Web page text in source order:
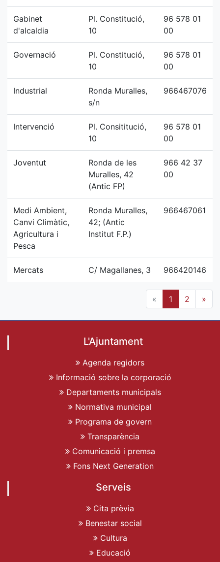
Gabinet
d'alcaldia
Pl. Constitució,
10
96 578 01
00
Governació
Pl. Constitució,
10
96 578 01
00
Industrial
Ronda Muralles,
s/n
966467076
Intervenció
Pl. Consititució,
10
96 578 01
00
Joventut
Ronda de les
Muralles, 42
(Antic FP)
966 42 37
00
Medi Ambient,
Canvi Climàtic,
Agricultura i
Pesca
Ronda Muralles,
42; (Antic
Institut F.P.)
966467061
Mercats C/ Magallanes, 3 966420146
« 1 2 »
L'Ajuntament
Agenda regidors
Informació sobre la corporació
Departaments municipals
Normativa municipal
Programa de govern
Transparència
Comunicació i premsa
Fons Next Generation
Serveis
Cita prèvia
Benestar social
Cultura
Educació